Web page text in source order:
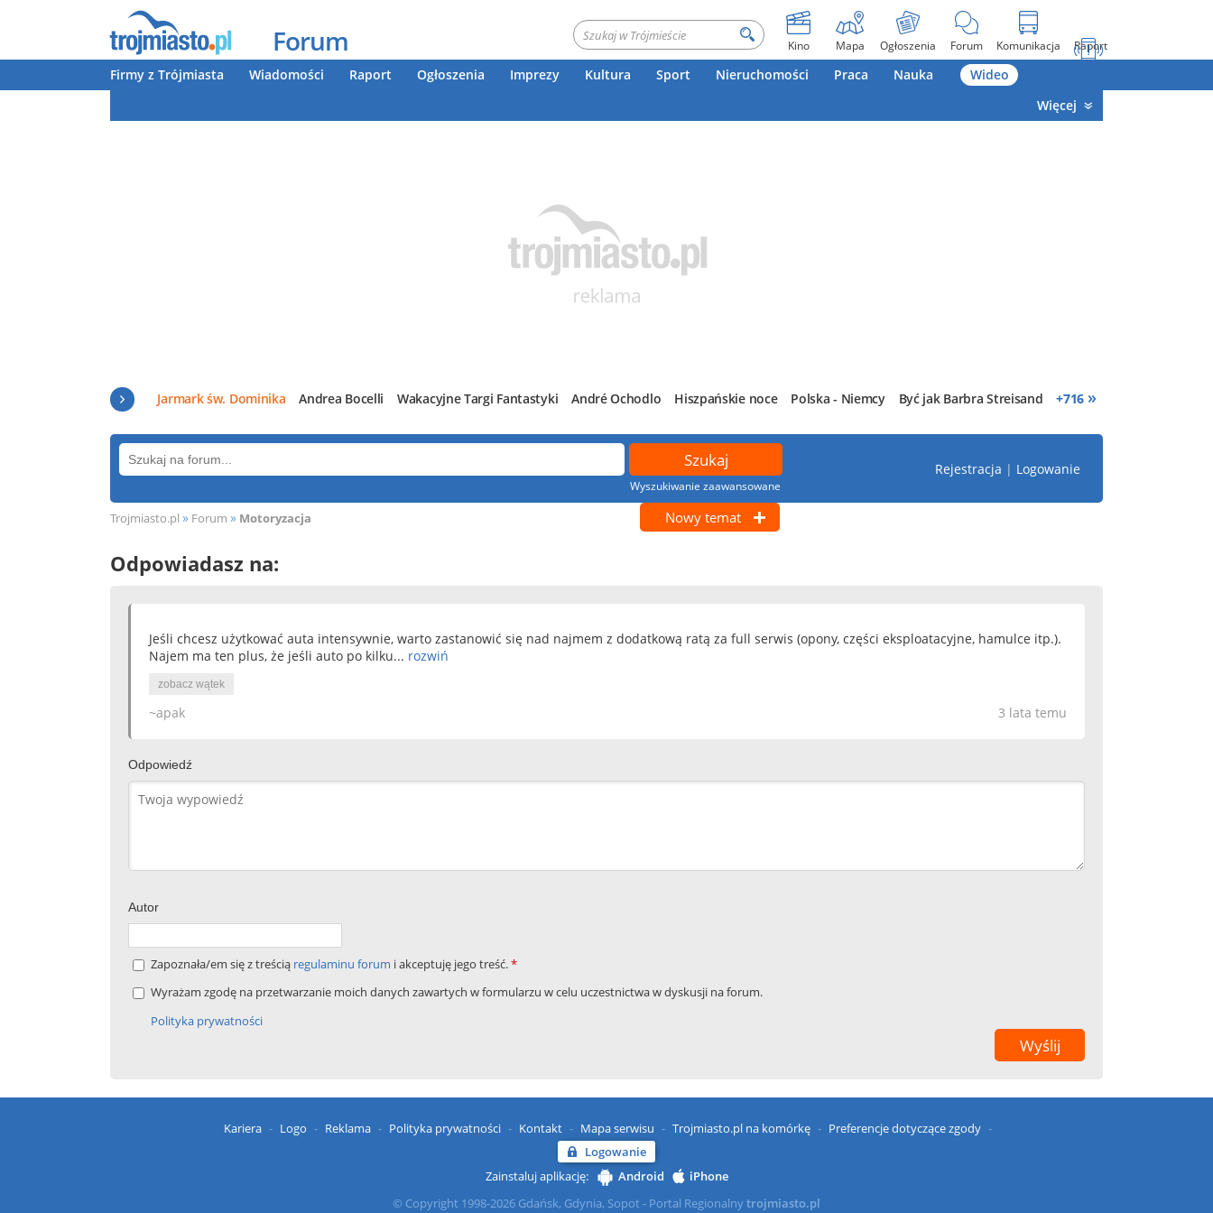
Forum Kino Mapa Ogłoszenia Forum Komunikacja Raport
Firmy z Trójmiasta Wiadomości Raport Ogłoszenia Imprezy Kultura Sport Nieruchomości Praca Nauka
Wideo
Więcej
Jarmark św. Dominika Andrea Bocelli Wakacyjne Targi Fantastyki André Ochodlo Hiszpańskie noce Polska - Niemcy Być jak Barbra Streisand +716 »
Wyszukiwanie zaawansowane
Rejestracja | Logowanie
Trojmiasto.pl » Forum » Motoryzacja Nowy temat
Odpowiadasz na:
Jeśli chcesz użytkować auta intensywnie, warto zastanowić się nad najmem z dodatkową ratą za full serwis (opony, części eksploatacyjne, hamulce itp.).
Najem ma ten plus, że jeśli auto po kilku... rozwiń
zobacz wątek
3 lata temu
~apak
Odpowiedź
Autor
Zapoznała/em się z treścią regulaminu forum i akceptuję jego treść.*
Wyrażam zgodę na przetwarzanie moich danych zawartych w formularzu w celu uczestnictwa w dyskusji na forum.
Polityka prywatności
Kariera Logo Reklama Polityka prywatności Kontakt Mapa serwisu Trojmiasto.pl na komórkę
Preferencje dotyczące zgody
Logowanie
Zainstaluj aplikację:
Android
iPhone
© Copyright 1998-2026 Gdańsk, Gdynia, Sopot - Portal Regionalnytrojmiasto.pl